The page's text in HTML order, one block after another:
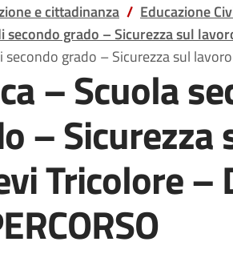
e cittadinanza
Educazione
secondo grado – Sicurezza sul
grado – Sicurezza sul
– Scuola
– Sicurezza
Tricolore –